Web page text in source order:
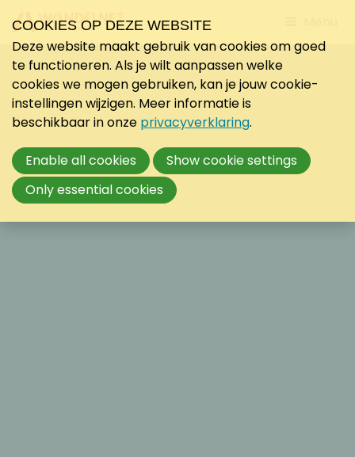
to
COOKIES OP DEZE WEBSITE
Deze website maakt gebruik van cookies om goed
te functioneren. Als je wilt aanpassen welke
cookies we mogen gebruiken, kan je jouw cookie-
instellingen wijzigen. Meer informatie is
beschikbaar in onze privacyverklaring.
Enable all cookies
Show cookie settings
Only essential cookies